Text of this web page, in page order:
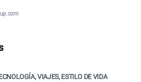
VIAJES, ESTILO DE VIDA